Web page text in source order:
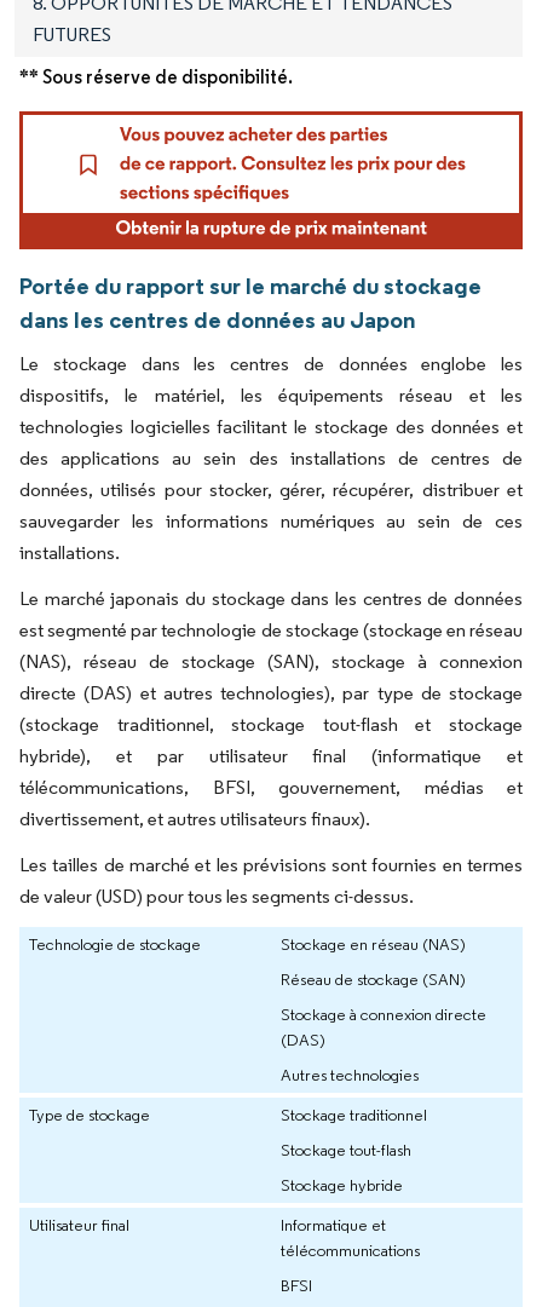
FUTURES
** Sous réserve de disponibilité.
Portée du rapport sur le marché du stockage
dans les centres de données au Japon
Le stockage dans les centres de données englobe les
dispositifs, le matériel, les équipements réseau et les
technologies logicielles facilitant le stockage des données et
des applications au sein des installations de centres de
données, utilisés pour stocker, gérer, récupérer, distribuer et
sauvegarder les informations numériques au sein de ces
installations.
Le marché japonais du stockage dans les centres de données
est segmenté par technologie de stockage (stockage en réseau
(NAS), réseau de stockage (SAN), stockage à connexion
directe (DAS) et autres technologies), par type de stockage
(stockage traditionnel, stockage tout-flash et stockage
hybride), et par utilisateur final (informatique et
télécommunications, BFSI, gouvernement, médias et
divertissement, et autres utilisateurs finaux).
Les tailles de marché et les prévisions sont fournies en termes
de valeur (USD) pour tous les segments ci-dessus.
Technologie de stockage
Stockage en réseau (NAS)
Réseau de stockage (SAN)
Stockage à connexion directe
(DAS)
Autres technologies
Type de stockage
Stockage traditionnel
Stockage tout-flash
Stockage hybride
Utilisateur final
Informatique et
télécommunications
BFSI